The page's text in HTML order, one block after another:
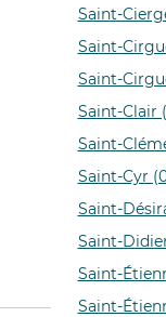
Saint-
Saint-
Saint-
Saint-Clair
Saint-
Saint-Cyr
Saint-
Saint-
Saint-
Saint-